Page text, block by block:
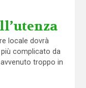
locale dovrà
complicato da
troppo in